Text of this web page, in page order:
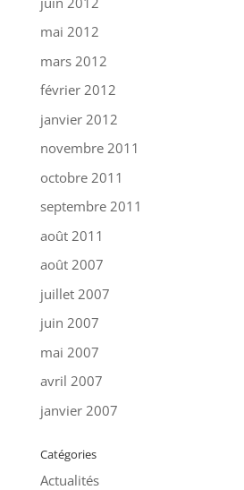
mai 2012
mars 2012
février 2012
janvier 2012
novembre 2011
octobre 2011
septembre 2011
août 2011
août 2007
juillet 2007
juin 2007
mai 2007
avril 2007
janvier 2007
Catégories
Actualités